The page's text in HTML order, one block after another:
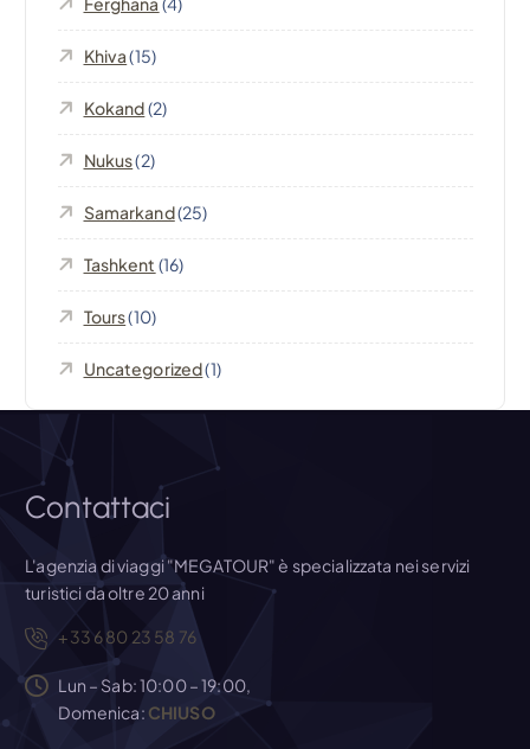
c
o
l
i
Khiva(15)
Kokand(2)
Nukus(2)
Samarkand(25)
Tashkent (16)
Tours(10)
Uncategorized(1)
Contattaci
L'agenzia di viaggi "MEGATOUR" è specializzata nei servizi
turistici da oltre 20 anni
+33 6 80 23 58 76
Lun – Sab: 10:00 – 19:00,
Domenica: CHIUSO